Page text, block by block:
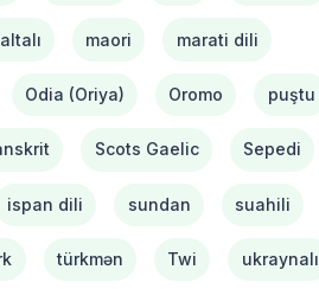
maori marati dili
Odia (Oriya) Oromo puştu
Scots Gaelic Sepedi
ispan dili sundan suahili
türkmən Twi ukraynalı